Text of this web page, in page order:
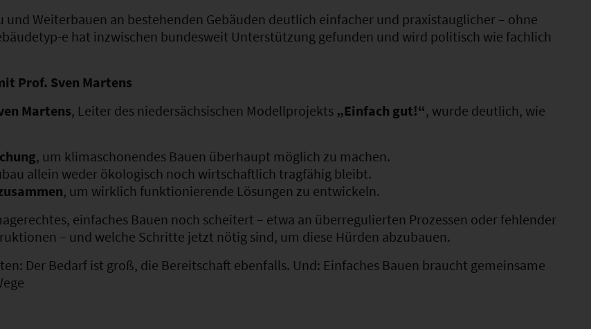
und Weiterbauen an bestehenden Gebäuden deutlich einfacher und praxistauglicher – ohne
e hat inzwischen bundesweit Unterstützung gefunden und wird politisch wie fachlich
Prof. Sven Martens
Martens, Leiter des niedersächsischen Modellprojekts „Einfach gut!“, wurde deutlich, wie
, um klimaschonendes Bauen überhaupt möglich zu machen.
allein weder ökologisch noch wirtschaftlich tragfähig bleibt.
, um wirklich funktionierende Lösungen zu entwickeln.
einfaches Bauen noch scheitert – etwa an überregulierten Prozessen oder fehlender
– und welche Schritte jetzt nötig sind, um diese Hürden abzubauen.
Der Bedarf ist groß, die Bereitschaft ebenfalls. Und: Einfaches Bauen braucht gemeinsame